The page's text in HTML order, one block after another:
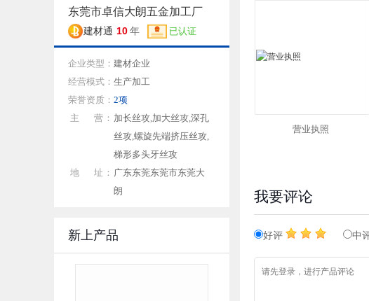
营业执照
我要评论
好评 中
东莞市卓信大朗五金加工厂
建材通 10 年 已认证
企业类型： 建材企业
经营模式： 生产加工
荣誉资质： 2项
主 营： 加长丝攻,加大丝攻,深孔
丝攻,螺旋先端挤压丝攻,
梯形多头牙丝攻
地 址： 广东东莞东莞市东莞大
朗
新上产品